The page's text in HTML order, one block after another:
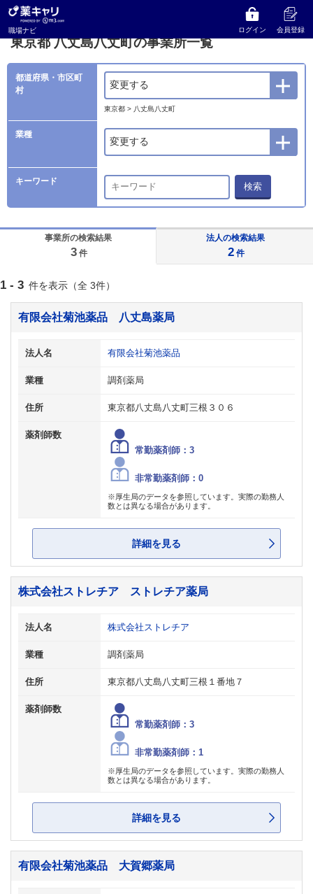
職場ナビ ログイン 会員登録
薬キャリ 職場ナビ 八丈島八丈町の事業所一覧
東京都 八丈島八丈町の事業所一覧
都道府県・市区町
村
変更する
東京都 > 八丈島八丈町
業種
変更する
キーワード 検索
事業所の検索結果
3 件
法人の検索結果
2 件
1 - 3 件を表示（全 3件）
有限会社菊池薬品 八丈島薬局
法人名 有限会社菊池薬品
業種 調剤薬局
住所 東京都八丈島八丈町三根３０６
薬剤師数
常勤薬剤師：3
非常勤薬剤師：0
※厚生局のデータを参照しています。実際の勤務人
数とは異なる場合があります。
詳細を見る
株式会社ストレチア ストレチア薬局
法人名 株式会社ストレチア
業種 調剤薬局
住所 東京都八丈島八丈町三根１番地７
薬剤師数
常勤薬剤師：3
非常勤薬剤師：1
※厚生局のデータを参照しています。実際の勤務人
数とは異なる場合があります。
詳細を見る
有限会社菊池薬品 大賀郷薬局